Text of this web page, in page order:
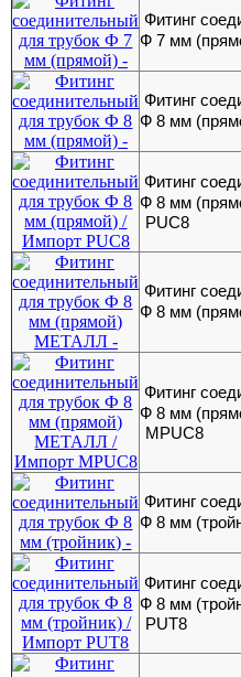
Фитинг
Ф 7 мм
Фитинг
Ф 8 мм
Фитинг
Ф 8 мм
PUC8
Фитинг
Ф 8 мм
Фитинг
Ф 8 мм
MPUC8
Фитинг
Ф 8 мм
Фитинг
Ф 8 мм
PUT8